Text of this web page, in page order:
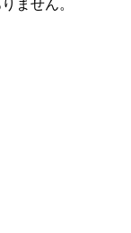
ません。